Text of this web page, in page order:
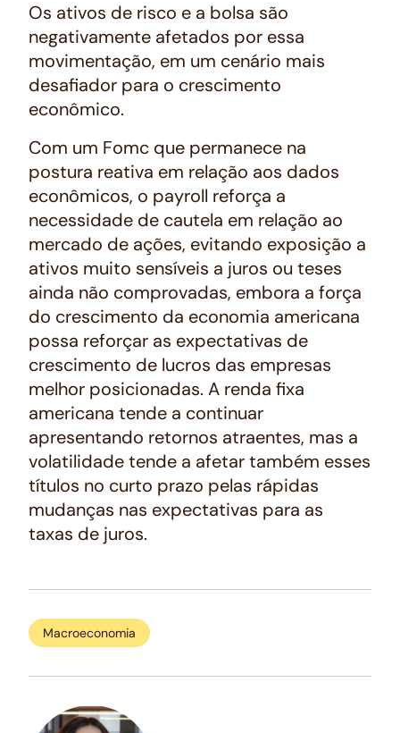
Os ativos de risco e a bolsa são
negativamente afetados por essa
movimentação, em um cenário mais
desafiador para o crescimento
econômico.
Com um Fomc que permanece na
postura reativa em relação aos dados
econômicos, o payroll reforça a
necessidade de cautela em relação ao
mercado de ações, evitando exposição a
ativos muito sensíveis a juros ou teses
ainda não comprovadas, embora a força
do crescimento da economia americana
possa reforçar as expectativas de
crescimento de lucros das empresas
melhor posicionadas. A renda fixa
americana tende a continuar
apresentando retornos atraentes, mas a
volatilidade tende a afetar também esses
títulos no curto prazo pelas rápidas
mudanças nas expectativas para as
taxas de juros.
Macroeconomia